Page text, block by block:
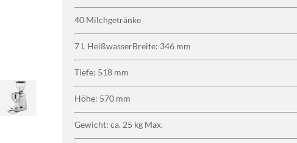
40 Milchgetränke
7 L HeißwasserBreite: 346 mm
Tiefe: 518 mm
Höhe: 570 mm
Gewicht: ca. 25 kg Max.